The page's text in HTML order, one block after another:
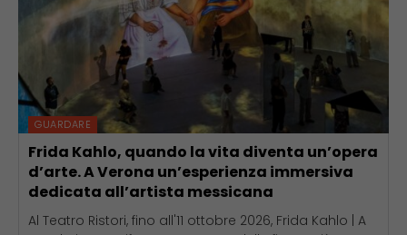
GUARDARE
Frida Kahlo, quando la vita diventa un’opera
d’arte. A Verona un’esperienza immersiva
dedicata all’artista messicana
Al Teatro Ristori, fino all'11 ottobre 2026, Frida Kahlo | A